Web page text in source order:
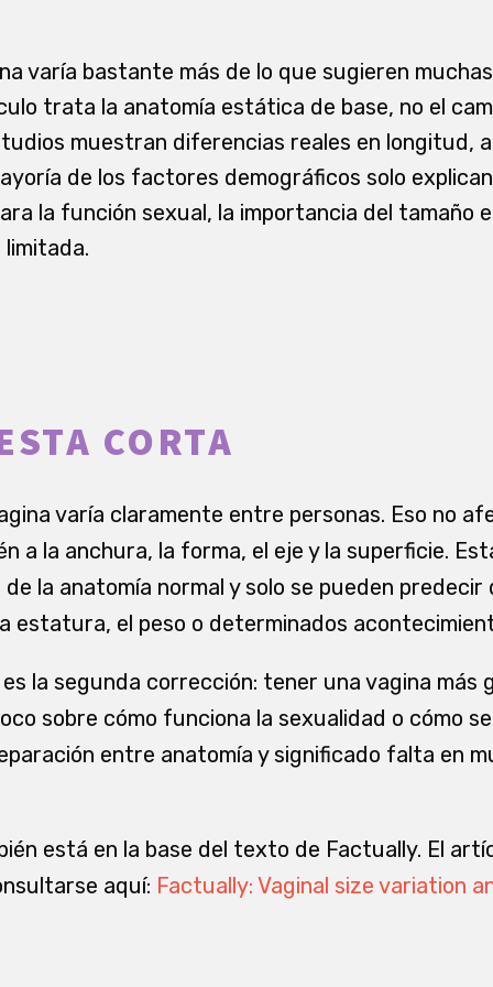
varía bastante más de lo que sugieren
trata la anatomía estática de base, no el
muestran diferencias reales en longitud,
de los factores demográficos solo
la función sexual, la importancia del tamaño
CORTA
varía claramente entre personas. Eso no
a la anchura, la forma, el eje y la superficie.
la anatomía normal y solo se pueden predecir
estatura, el peso o determinados
la segunda corrección: tener una vagina más
sobre cómo funciona la sexualidad o cómo
entre anatomía y significado falta en
está en la base del texto de Factually. El
aquí: Factually: Vaginal size variation